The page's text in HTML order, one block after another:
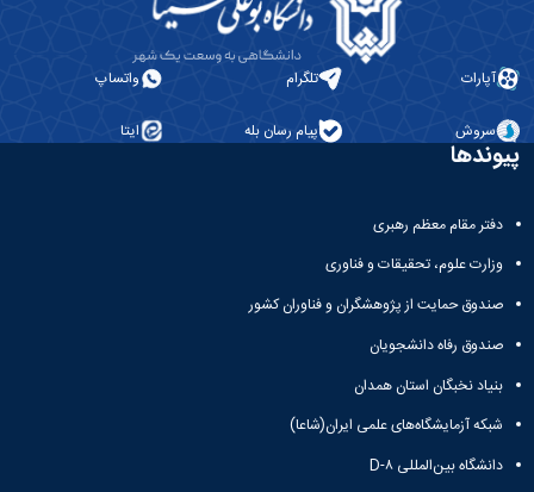
آپارات تلگرام واتساپ
سروش پیام رسان بله ایتا
پیوندها
دفتر مقام معظم رهبری
وزارت علوم، تحقیقات و فناوری
صندوق حمایت از پژوهشگران و فناوران کشور
صندوق رفاه دانشجویان
بنیاد نخبگان استان همدان
شبکه آزمایشگاه‌های علمی ایران(شاعا)
دانشگاه بین‌المللی D-۸